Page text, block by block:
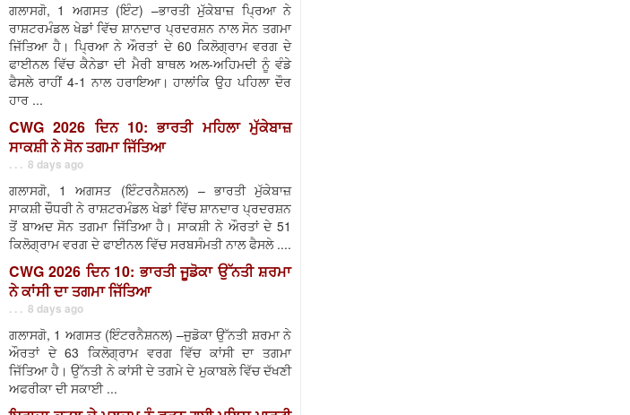
ਗਲਾਸਗੋ, 1 ਅਗਸਤ (ਇੰਟ) –ਭਾਰਤੀ ਮੁੱਕੇਬਾਜ਼ ਪ੍ਰਿਆ ਨੇ
ਰਾਸ਼ਟਰਮੰਡਲ ਖੇਡਾਂ ਵਿੱਚ ਸ਼ਾਨਦਾਰ ਪ੍ਰਦਰਸ਼ਨ ਨਾਲ ਸੋਨ ਤਗਮਾ
ਜਿੱਤਿਆ ਹੈ। ਪ੍ਰਿਆ ਨੇ ਔਰਤਾਂ ਦੇ 60 ਕਿਲੋਗ੍ਰਾਮ ਵਰਗ ਦੇ
ਫਾਈਨਲ ਵਿੱਚ ਕੈਨੇਡਾ ਦੀ ਮੈਰੀ ਬਾਥਲ ਅਲ-ਅਹਿਮਦੀ ਨੂੰ ਵੰਡੇ
ਫੈਸਲੇ ਰਾਹੀਂ 4-1 ਨਾਲ ਹਰਾਇਆ। ਹਾਲਾਂਕਿ ਉਹ ਪਹਿਲਾ ਦੌਰ
ਹਾਰ ...
CWG 2026 ਦਿਨ 10: ਭਾਰਤੀ ਮਹਿਲਾ ਮੁੱਕੇਬਾਜ਼
ਸਾਕਸ਼ੀ ਨੇ ਸੋਨ ਤਗਮਾ ਜਿੱਤਿਆ
. . . 8 days ago
ਗਲਾਸਗੋ, 1 ਅਗਸਤ (ਇੰਟਰਨੈਸ਼ਨਲ) – ਭਾਰਤੀ ਮੁੱਕੇਬਾਜ਼
ਸਾਕਸ਼ੀ ਚੌਧਰੀ ਨੇ ਰਾਸ਼ਟਰਮੰਡਲ ਖੇਡਾਂ ਵਿੱਚ ਸ਼ਾਨਦਾਰ ਪ੍ਰਦਰਸ਼ਨ
ਤੋਂ ਬਾਅਦ ਸੋਨ ਤਗਮਾ ਜਿੱਤਿਆ ਹੈ। ਸਾਕਸ਼ੀ ਨੇ ਔਰਤਾਂ ਦੇ 51
ਕਿਲੋਗ੍ਰਾਮ ਵਰਗ ਦੇ ਫਾਈਨਲ ਵਿੱਚ ਸਰਬਸੰਮਤੀ ਨਾਲ ਫੈਸਲੇ ....
CWG 2026 ਦਿਨ 10: ਭਾਰਤੀ ਜੂਡੋਕਾ ਉੱਨਤੀ ਸ਼ਰਮਾ
ਨੇ ਕਾਂਸੀ ਦਾ ਤਗਮਾ ਜਿੱਤਿਆ
. . . 8 days ago
ਗਲਾਸਗੋ, 1 ਅਗਸਤ (ਇੰਟਰਨੈਸ਼ਨਲ) –ਜੁਡੋਕਾ ਉੱਨਤੀ ਸ਼ਰਮਾ ਨੇ
ਔਰਤਾਂ ਦੇ 63 ਕਿਲੋਗ੍ਰਾਮ ਵਰਗ ਵਿੱਚ ਕਾਂਸੀ ਦਾ ਤਗਮਾ
ਜਿੱਤਿਆ ਹੈ। ਉੱਨਤੀ ਨੇ ਕਾਂਸੀ ਦੇ ਤਗਮੇ ਦੇ ਮੁਕਾਬਲੇ ਵਿੱਚ ਦੱਖਣੀ
ਅਫਰੀਕਾ ਦੀ ਸਕਾਈ ...